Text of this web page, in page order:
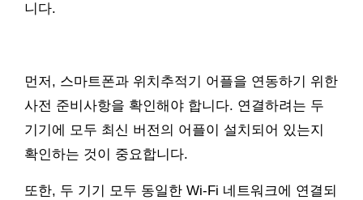
니다.
먼저, 스마트폰과 위치추적기 어플을 연동하기 위한
사전 준비사항을 확인해야 합니다. 연결하려는 두
기기에 모두 최신 버전의 어플이 설치되어 있는지
확인하는 것이 중요합니다.
또한, 두 기기 모두 동일한 Wi-Fi 네트워크에 연결되